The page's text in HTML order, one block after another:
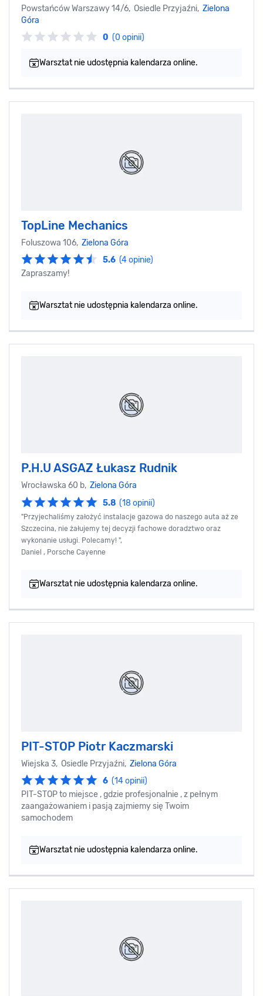
Powstańców Warszawy 14/6, Osiedle Przyjaźni, Zielona
Góra
0 (0 opinii)
Warsztat nie udostępnia kalendarza online.
TopLine Mechanics
Foluszowa 106, Zielona Góra
5.6 (4 opinie)
Zapraszamy!
Warsztat nie udostępnia kalendarza online.
P.H.U ASGAZ Łukasz Rudnik
Wrocławska 60 b, Zielona Góra
5.8 (18 opinii)
"Przyjechaliśmy założyć instalacje gazowa do naszego auta aż ze
Szczecina, nie żałujemy tej decyzji fachowe doradztwo oraz
wykonanie usługi. Polecamy! ",
Daniel , Porsche Cayenne
Warsztat nie udostępnia kalendarza online.
PIT-STOP Piotr Kaczmarski
Wiejska 3, Osiedle Przyjaźni, Zielona Góra
6 (14 opinii)
PIT-STOP to miejsce , gdzie profesjonalnie , z pełnym
zaangażowaniem i pasją zajmiemy się Twoim
samochodem
Warsztat nie udostępnia kalendarza online.